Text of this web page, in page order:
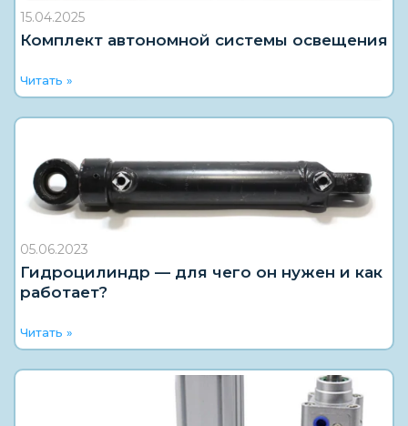
15.04.2025
Комплект автономной системы освещения
Читать »
05.06.2023
Гидроцилиндр — для чего он нужен и как
работает?
Читать »